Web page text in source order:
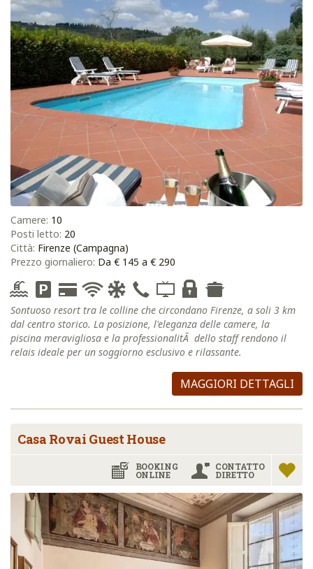
Camere: 10
Posti letto: 20
Città: Firenze (Campagna)
Prezzo giornaliero: Da € 145 a € 290
Sontuoso resort tra le colline che circondano Firenze, a soli 3 km
dal centro storico. La posizione, l'eleganza delle camere, la
piscina meravigliosa e la professionalitÃ dello staff rendono il
relais ideale per un soggiorno esclusivo e rilassante.
MAGGIORI DETTAGLI
Casa Rovai Guest House
CONTATTO
DIRETTO
BOOKING
ONLINE